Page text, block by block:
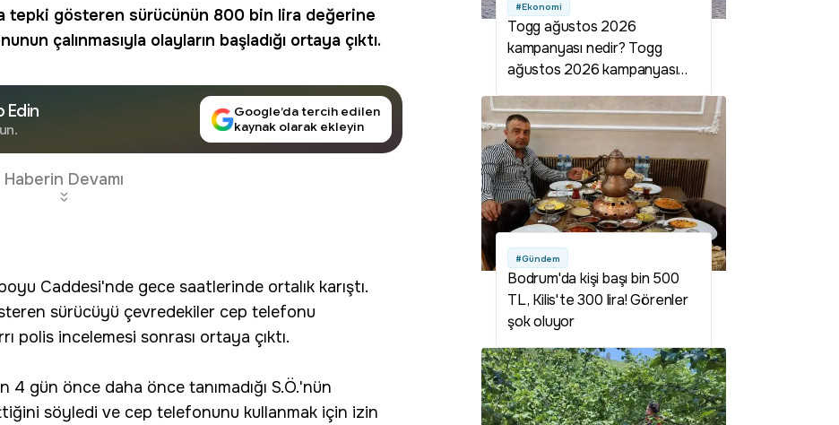
tepki gösteren sürücünün 800 bin lira değerine
çalınmasıyla olayların başladığı ortaya çıktı.
Edin
Google’da tercih edilen
kaynak olarak ekleyin
Haberin Devamı
Caddesi'nde gece saatlerinde ortalık karıştı.
sürücüyü çevredekiler cep telefonu
polis incelemesi sonrası ortaya çıktı.
4 gün önce daha önce tanımadığı S.Ö.'nün
söyledi ve cep telefonunu kullanmak için izin
#Ekonomi
Togg ağustos 2026
kampanyası nedir? Togg
ağustos 2026 kampanyası
kampanyası var mı? Togg
ağustos kampanyası var mı?
Togg 800 bin TL kampanyası
nedir? Togg 800 bin lira
kampanyası şartları neler?
#Gündem
Bodrum'da kişi başı bin 500
TL, Kilis'te 300 lira! Görenler
şok oluyor